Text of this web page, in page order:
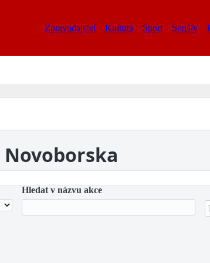
Zpravodajství Kultura Sport Seriály
Hledat v názvu akce